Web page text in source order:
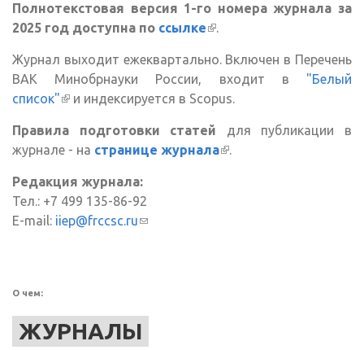
Полнотекстовая версия 1-го номера журнала за
2025 год доступна по ссылке(внешняя ссылка)
.
Журнал выходит ежеквартально. Включен в Перечень
ВАК Минобрнауки России, входит в "Белый
список"(внешняя ссылка)
и индексируется в Scopus.
Правила подготовки статей для публикации в
журнале - на странице журнала(внешняя ссылка)
.
Редакция журнала:
Тел.: +7 499 135-86-92
E-mail: iiep@frccsc.ru(ссылка для отправки email)
О чем:
ЖУРНАЛЫ